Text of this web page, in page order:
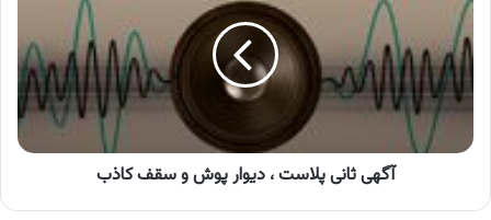
پلاست
،
دیوار
پوش
کاذب
آگهی ثانی پلاست ، دیوار پوش و سقف کاذب